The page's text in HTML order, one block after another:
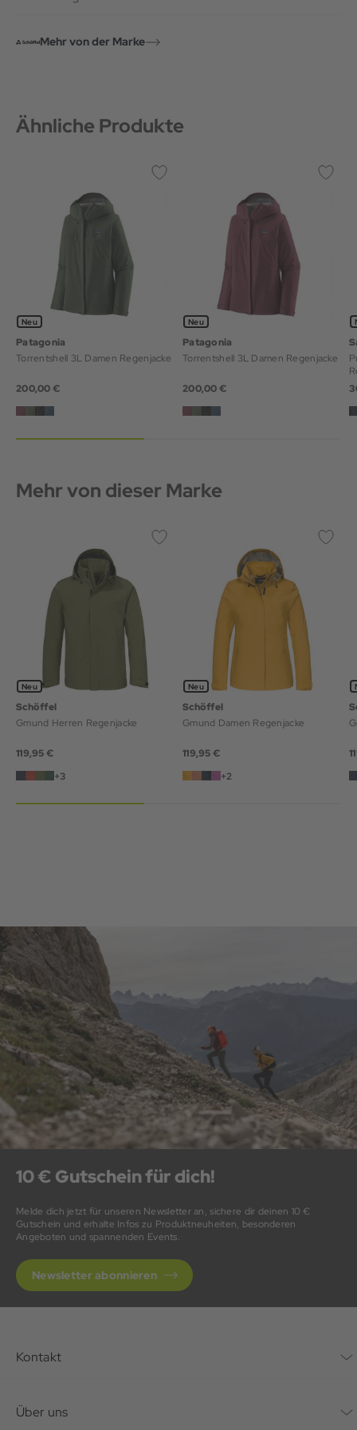
Mehr von der Marke
Ähnliche Produkte
Neu
Patagonia
Torrentshell 3L Damen Regenjacke
200,00 €
Neu
Patagonia
Torrentshell 3L Damen Regenjacke
200,00 €
Mehr von dieser Marke
Neu
Schöffel
Gmund Herren Regenjacke
119,95 €
+3
Neu
Schöffel
Gmund Damen Regenjacke
119,95 €
+2
10 € Gutschein für dich!
Melde dich jetzt für unseren Newsletter an, sichere dir deinen 10 €
Gutschein und erhalte Infos zu Produktneuheiten, besonderen
Angeboten und spannenden Events.
Newsletter abonnieren
Kontakt
Über uns